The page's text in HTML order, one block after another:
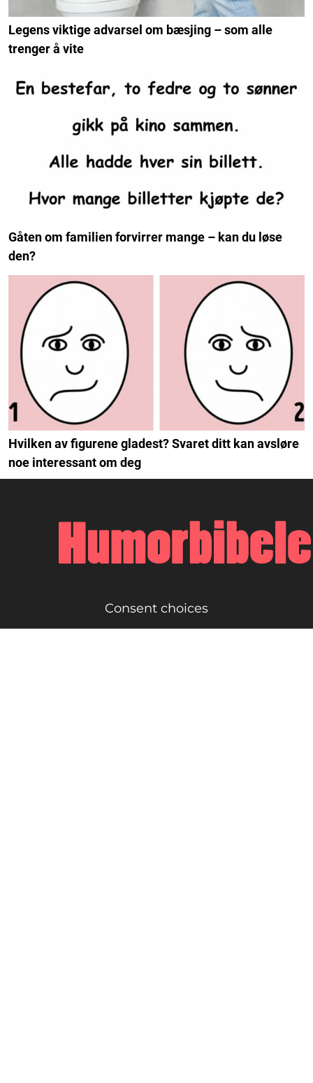
Legens viktige advarsel om bæsjing – som alle
trenger å vite
Gåten om familien forvirrer mange – kan du løse
den?
Hvilken av figurene gladest? Svaret ditt kan avsløre
noe interessant om deg
Consent choices